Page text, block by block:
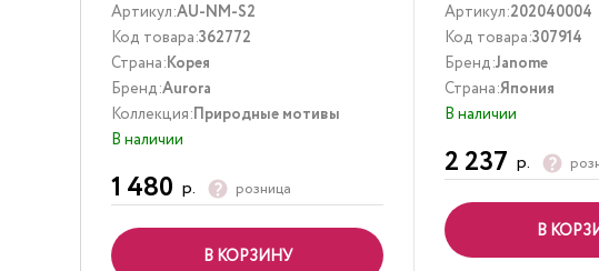
Артикул:AU-NM-S2
Код товара:362772
Страна:Корея
Бренд:Aurora
Коллекция:Природные мотивы
В наличии
1 480 р. розница
В КОРЗИНУ
Артикул:202040004
Код товара:307914
Бренд:Janome
Страна:Япония
В наличии
2 237 р.
В